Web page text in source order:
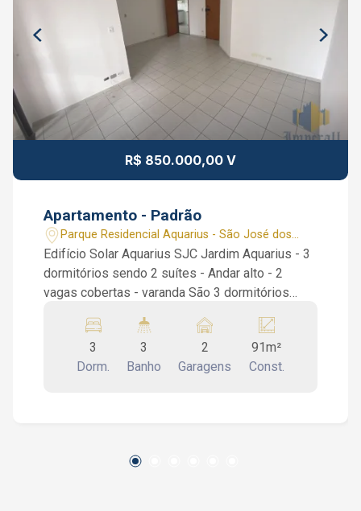
R$ 850.000,00 V
Apartamento - Padrão
Parque Residencial Aquarius - São José dos
Campos/SP
Edifício Solar Aquarius SJC Jardim Aquarius - 3
dormitórios sendo 2 suítes - Andar alto - 2
vagas cobertas - varanda São 3 dormitórios
planejados, 1 banheiro social, sala de 2
ambientes, varanda, cozinha com armários
planejados e área de serviços. Condomínio:
estacionamento para visitantes. Interessados
3
Dorm.
3
Banho
2
Garagens
91m²
Const.